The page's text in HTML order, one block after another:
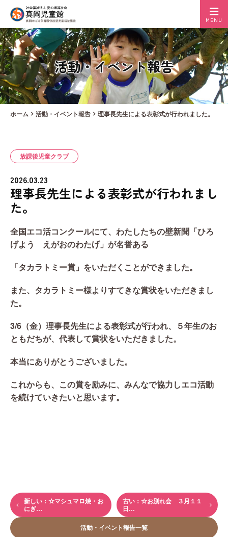
MENU
活動・イベント報告
ホーム 活動・イベント報告 理事長先生による表彰式が行われました。
放課後児童クラブ
2026.03.23
理事長先生による表彰式が行われまし
た。
全国エコ活コンクールにて、わたしたちの壁新聞「ひろ
げよう えがおのわたげ」が名誉ある
「タカラトミー賞」をいただくことができました。
また、タカラトミー様よりすてきな賞状をいただきまし
た。
3/6（金）理事長先生による表彰式が行われ、５年生のお
ともだちが、代表して賞状をいただきました。
本当にありがとうございました。
これからも、この賞を励みに、みんなで協力しエコ活動
を続けていきたいと思います。
新しい：☆マシュマロ焼・お
にぎ…
古い：☆お別れ会 ３月１１
日…
活動・イベント報告一覧